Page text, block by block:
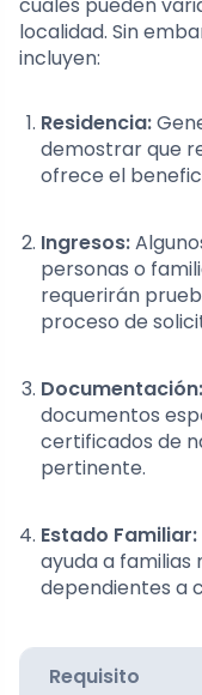
localidad. Sin
incluyen:
Residencia:
demostrar que
ofrece el
Ingresos:
personas o
requerirán
proceso de
Documentación:
documentos
certificados de
pertinente.
Estado Familiar:
ayuda a familias
dependientes a
Requisito